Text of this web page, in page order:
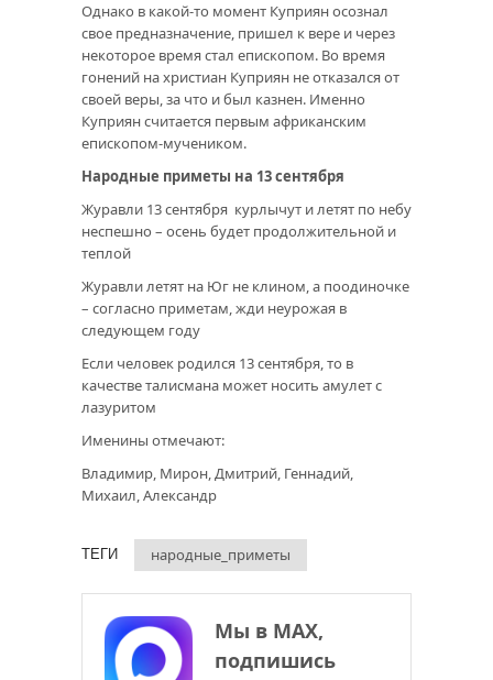
Однако в какой-то момент Куприян осознал
свое предназначение, пришел к вере и через
некоторое время стал епископом. Во время
гонений на христиан Куприян не отказался от
своей веры, за что и был казнен. Именно
Куприян считается первым африканским
епископом-мучеником.
Народные приметы на 13 сентября
Журавли 13 сентября курлычут и летят по небу
неспешно – осень будет продолжительной и
теплой
Журавли летят на Юг не клином, а поодиночке
– согласно приметам, жди неурожая в
следующем году
Если человек родился 13 сентября, то в
качестве талисмана может носить амулет с
лазуритом
Именины отмечают:
Владимир, Мирон, Дмитрий, Геннадий,
Михаил, Александр
ТЕГИ народные_приметы
Мы в МАХ,
подпишись